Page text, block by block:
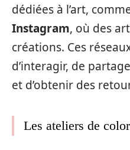
dédiées à l’art,
Instagram, où des
créations. Ces
d’interagir, de
et d’obtenir des
Les ateliers de